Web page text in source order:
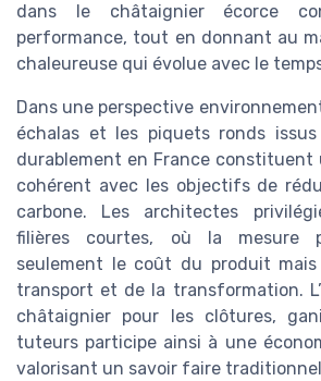
dans le châtaignier écorce
performance, tout en donnant au
chaleureuse qui évolue avec le
Dans une perspective
échalas et les piquets ronds
durablement en France constituent
cohérent avec les objectifs de
carbone. Les architectes
filières courtes, où la mesure
seulement le coût du produit mais
transport et de la transformation.
châtaignier pour les clôtures,
tuteurs participe ainsi à une
valorisant un savoir faire